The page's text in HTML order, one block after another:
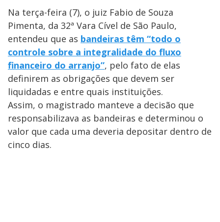
o
Na terça-feira (7), o juiz Fabio de Souza
Pimenta, da 32ª Vara Cível de São Paulo,
entendeu que as bandeiras têm “todo o
controle sobre a integralidade do fluxo
financeiro do arranjo”, pelo fato de elas
definirem as obrigações que devem ser
liquidadas e entre quais instituições.
Assim, o magistrado manteve a decisão que
responsabilizava as bandeiras e determinou o
valor que cada uma deveria depositar dentro de
cinco dias.